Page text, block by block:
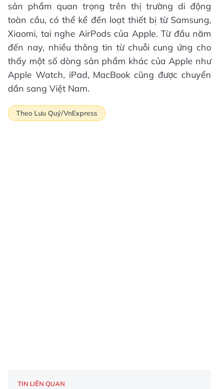
sản phẩm quan trọng trên thị trường di động
toàn cầu, có thể kể đến loạt thiết bị từ Samsung,
Xiaomi, tai nghe AirPods của Apple. Từ đầu năm
đến nay, nhiều thông tin từ chuỗi cung ứng cho
thấy một số dòng sản phẩm khác của Apple như
Apple Watch, iPad, MacBook cũng được chuyển
dần sang Việt Nam.
Theo Lưu Quý/VnExpress
TIN LIÊN QUAN